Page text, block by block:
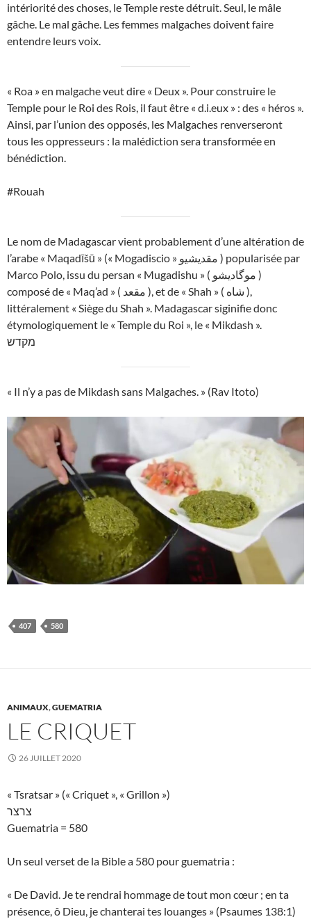
intériorité des choses, le Temple reste détruit. Seul, le mâle
gâche. Le mal gâche. Les femmes malgaches doivent faire
entendre leurs voix.
« Roa » en malgache veut dire « Deux ». Pour construire le
Temple pour le Roi des Rois, il faut être « d.i.eux » : des « héros ».
Ainsi, par l’union des opposés, les Malgaches renverseront
tous les oppresseurs : la malédiction sera transformée en
bénédiction.
#Rouah
Le nom de Madagascar vient probablement d’une altération de
l’arabe « Maqadīšū » (« Mogadiscio » مقديشيو ) popularisée par
Marco Polo, issu du persan « Mugadishu » ( موگادیشو )
composé de « Maq’ad » ( مقعد ), et de « Shah » ( شاه ),
littéralement « Siège du Shah ». Madagascar siginifie donc
étymologiquement le « Temple du Roi », le « Mikdash ».
מקדש
« Il n’y a pas de Mikdash sans Malgaches. » (Rav Itoto)
407 580
ANIMAUX,GUEMATRIA
LE CRIQUET
26 JUILLET 2020
« Tsratsar » (« Criquet », « Grillon »)
צרצר
Guematria = 580
Un seul verset de la Bible a 580 pour guematria :
« De David. Je te rendrai hommage de tout mon cœur ; en ta
présence, ô Dieu, je chanterai tes louanges » (Psaumes 138:1)